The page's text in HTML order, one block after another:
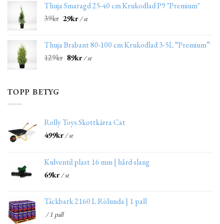
Thuja Smaragd 25-40 cm Krukodlad P9 "Premium"
39kr 29kr/ st
Thuja Brabant 80-100 cm Krukodlad 3-5L “Premium”
129kr 89kr/ st
TOPP BETYG
Rolly Toys Skottkärra Cat
499kr/ st
Kulventil plast 16 mm | hård slang
69kr/ st
Täckbark 2160 L Rölunda | 1 pall
/ 1 pall